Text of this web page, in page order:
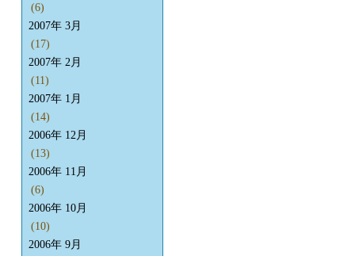
(6)
2007年 3月
(17)
2007年 2月
(11)
2007年 1月
(14)
2006年 12月
(13)
2006年 11月
(6)
2006年 10月
(10)
2006年 9月